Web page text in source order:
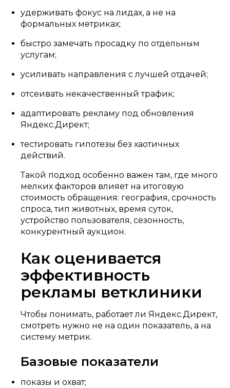
удерживать фокус на лидах, а не на
формальных метриках;
быстро замечать просадку по отдельным
услугам;
усиливать направления с лучшей отдачей;
отсеивать некачественный трафик;
адаптировать рекламу под обновления
Яндекс.Директ;
тестировать гипотезы без хаотичных
действий.
Такой подход особенно важен там, где много
мелких факторов влияет на итоговую
стоимость обращения: география, срочность
спроса, тип животных, время суток,
устройство пользователя, сезонность,
конкурентный аукцион.
Как оценивается
эффективность
рекламы ветклиники
Чтобы понимать, работает ли Яндекс.Директ,
смотреть нужно не на один показатель, а на
систему метрик.
Базовые показатели
показы и охват;